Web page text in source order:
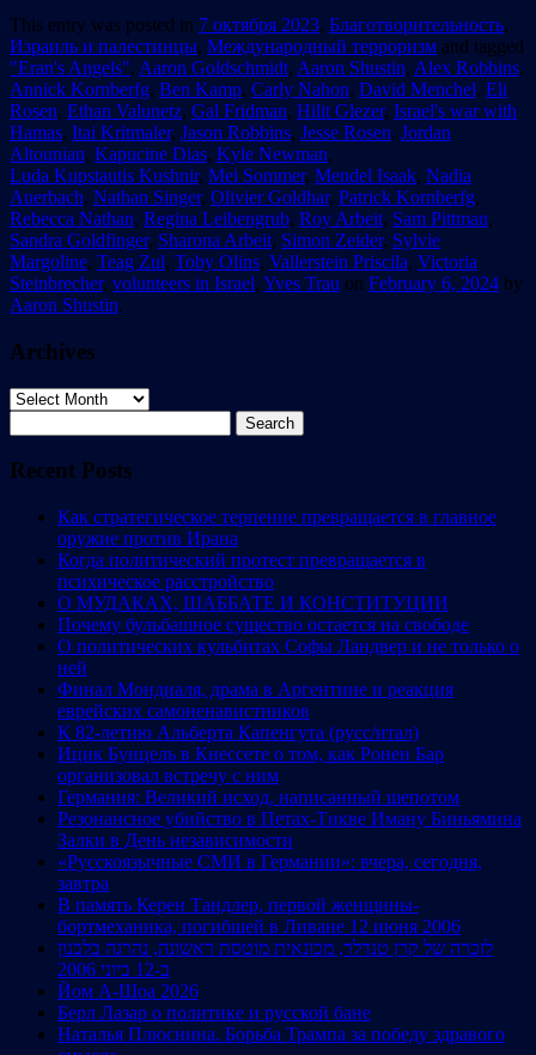
This entry was posted in 7 октября 2023, Благотворительность,
Израиль и палестинцы, Международный терроризм and tagged
"Eran's Angels", Aaron Goldschmidt, Aaron Shustin, Alex Robbins,
Annick Kornberfg, Ben Kamp, Carly Nahon, David Menchel, Eli
Rosen, Ethan Valunetz, Gal Fridman, Hilit Glezer, Israel's war with
Hamas, Itai Kritmaler, Jason Robbins, Jesse Rosen, Jordan
Altounian, Kapucine Dias, Kyle Newman,
Luda Kupstautis Kushnir, Mei Sommer, Mendel Isaak, Nadia
Auerbach, Nathan Singer, Olivier Goldhar, Patrick Kornberfg,
Rebecca Nathan, Regina Leibengrub, Roy Arbeit, Sam Pittman,
Sandra Goldfinger, Sharona Arbeit, Simon Zeider, Sylvie
Margoline, Teag Zul, Toby Olins, Vallerstein Priscila, Victoria
Steinbrecher, volunteers in Israel, Yves Trau on February 6, 2024 by
Aaron Shustin.
Archives
Archives
for:
Recent Posts
Как стратегическое терпение превращается в главное
оружие против Ирана
Когда политический протест превращается в
психическое расстройство
О МУДАКАХ, ШАББАТЕ И КОНСТИТУЦИИ
Почему бульбашное существо остается на свободе
О политических кульбитах Софы Ландвер и не только о
ней
Финал Мондиаля, драма в Аргентине и реакция
еврейских самоненавистников
К 82-летию Альберта Капенгута (русс/итал)
Ицик Бунцель в Кнессете о том, как Ронен Бар
организовал встречу с ним
Германия: Великий исход, написанный шепотом
Резонансное убийство в Петах-Тикве Иману Биньямина
Залки в День независимости
«Русскоязычные СМИ в Германии»: вчера, сегодня,
завтра
В память Керен Тандлер, первой женщины-
бортмеханика, погибшей в Ливане 12 июня 2006
לזכרה של קרן טנדלר, מכונאית מוטסת ראשונה, נהרגה בלבנון
ב-12 ביוני 2006
Йом А-Шоа 2026
Берл Лазар о политике и русской бане
Наталья Плюснина. Борьба Трампа за победу здравого